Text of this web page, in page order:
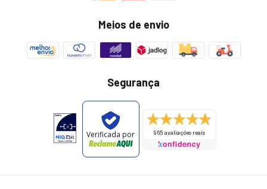
Meios de envio
Segurança
Verificada por 965 avaliações reais